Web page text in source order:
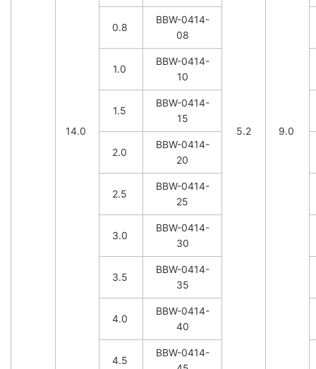
14.0 5.2 9.0
0.8
BBW-0414-
08
1.0
BBW-0414-
10
1.5
BBW-0414-
15
2.0
BBW-0414-
20
2.5
BBW-0414-
25
3.0
BBW-0414-
30
3.5
BBW-0414-
35
4.0
BBW-0414-
40
4.5
BBW-0414-